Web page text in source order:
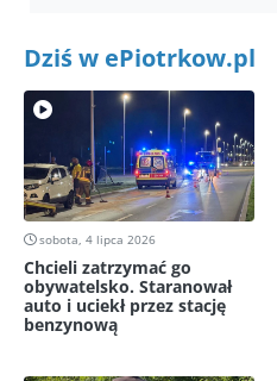
Dziś w ePiotrkow.pl
sobota, 4 lipca 2026
Chcieli zatrzymać go
obywatelsko. Staranował
auto i uciekł przez stację
benzynową